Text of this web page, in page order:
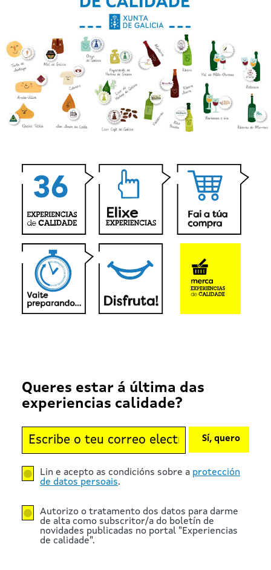
Queres estar á última das
experiencias calidade?
Lin e acepto as condicións sobre a protección
de datos persoais.
Autorizo o tratamento dos datos para darme
de alta como subscritor/a do boletín de
novidades publicadas no portal "Experiencias
de calidade".
Sí, quero